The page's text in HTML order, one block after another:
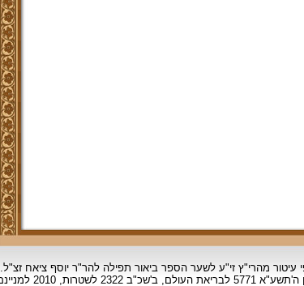
עיטור מהרי"ץ זי"ע לשער הספר ביאור תפילה להר"ר יוסף ציאח זצ"ל.
ה'תשע"א 5771 לבריאת העולם, ב'שכ"ב 2322 לשטרות, 2010 למניינם.